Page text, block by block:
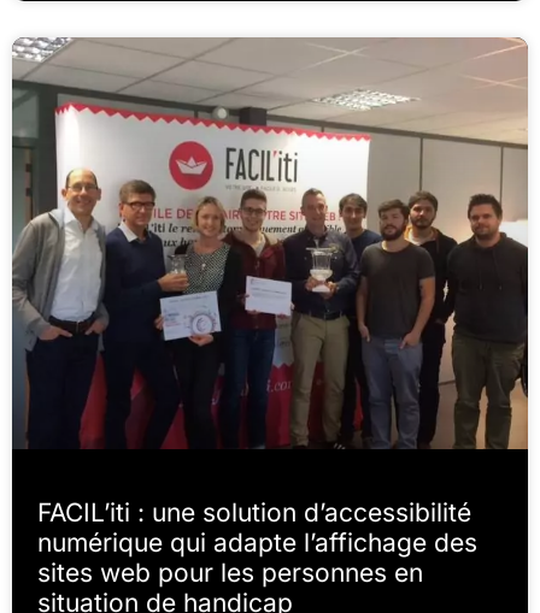
FACIL’iti : une solution d’accessibilité
numérique qui adapte l’affichage des
sites web pour les personnes en
situation de handicap